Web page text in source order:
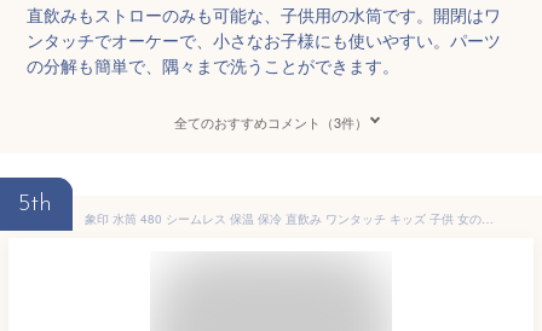
直飲みもストローのみも可能な、子供用の水筒です。開閉はワ
ンタッチでオーケーで、小さなお子様にも使いやすい。パーツ
の分解も簡単で、隅々まで洗うことができます。
全てのおすすめコメント（3件）
5th
象印 水筒 480 シームレス 保温 保冷 直飲み ワンタッチ キッズ 子供 女の子 魔法瓶 ステンレス マグ 480ml 軽量 かわいい おしゃれ スポーツドリンク対応 ラクリアコート 洗いやすい パッキン なし ピンク ブルー パープル SM-WH48